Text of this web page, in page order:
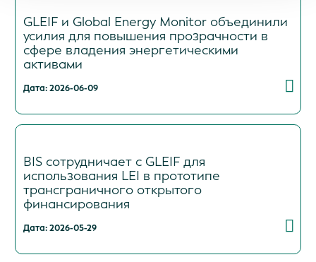
GLEIF и Global Energy Monitor объединили
усилия для повышения прозрачности в
сфере владения энергетическими
активами
Дата: 2026-06-09
BIS сотрудничает с GLEIF для
использования LEI в прототипе
трансграничного открытого
финансирования
Дата: 2026-05-29